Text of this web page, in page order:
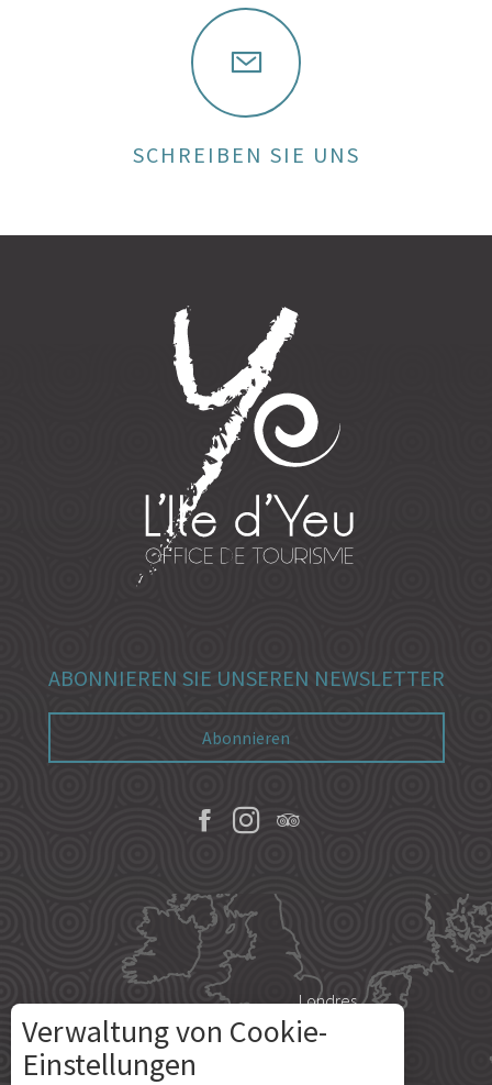
SCHREIBEN SIE UNS
ABONNIEREN SIE UNSEREN NEWSLETTER
Abonnieren
Londres
Verwaltung von Cookie-
Einstellungen